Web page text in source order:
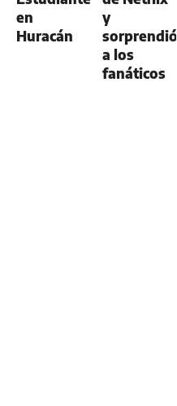
en
Huracán
y
sorprendió
a los
fanáticos